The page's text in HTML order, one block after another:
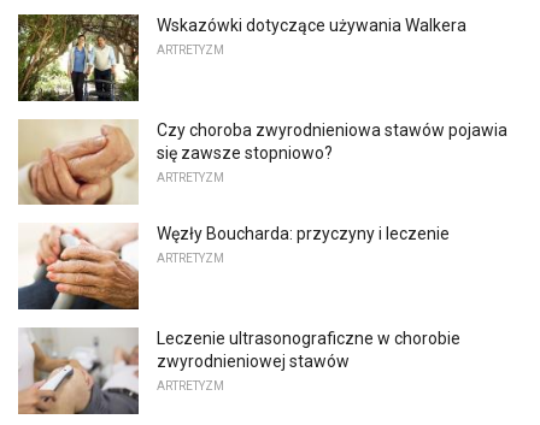
Wskazówki dotyczące używania Walkera
ARTRETYZM
Czy choroba zwyrodnieniowa stawów pojawia
się zawsze stopniowo?
ARTRETYZM
Węzły Boucharda: przyczyny i leczenie
ARTRETYZM
Leczenie ultrasonograficzne w chorobie
zwyrodnieniowej stawów
ARTRETYZM